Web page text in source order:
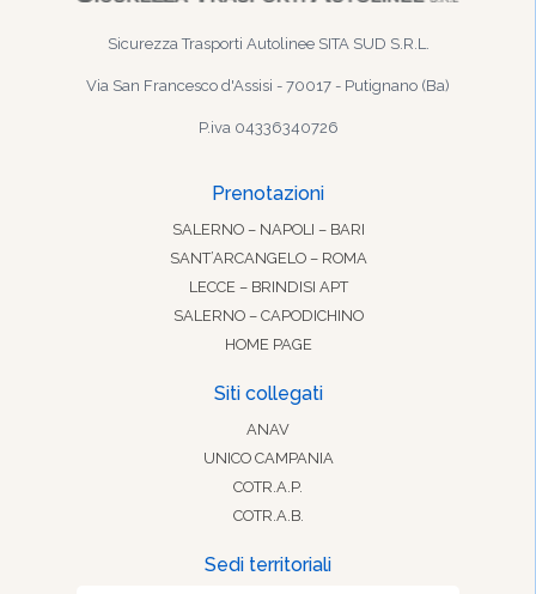
Sicurezza Trasporti Autolinee SITA SUD S.R.L.
Via San Francesco d'Assisi - 70017 - Putignano (Ba)
P.iva 04336340726
Prenotazioni
SALERNO – NAPOLI – BARI
SANT’ARCANGELO – ROMA
LECCE – BRINDISI APT
SALERNO – CAPODICHINO
HOME PAGE
Siti collegati
ANAV
UNICO CAMPANIA
COTR.A.P.
COTR.A.B.
Sedi territoriali